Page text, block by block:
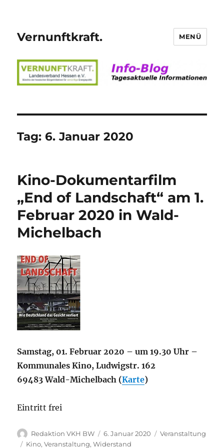
Vernunftkraft. MENÜ
Tag: 6. Januar 2020
Kino-Dokumentarfilm
„End of Landschaft“ am 1.
Februar 2020 in Wald-
Michelbach
Samstag, 01. Februar 2020 – um 19.30 Uhr –
Kommunales Kino, Ludwigstr. 162
69483 Wald-Michelbach (Karte)
Eintritt frei
Autor
Redaktion VKH BW
Veröffentlicht
am
6. Januar 2020 Kategorien
Veranstaltung
Schlagwörter
Kino,Veranstaltung,Widerstand